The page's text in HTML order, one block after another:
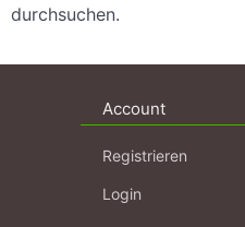
durchsuchen.
Account
Registrieren
Login